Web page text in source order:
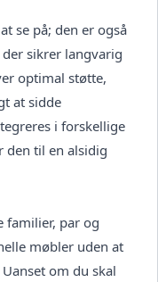
se på; den er også
sikrer langvarig
optimal støtte,
at sidde
i forskellige
den til en alsidig
familier, par og
møbler uden at
om du skal